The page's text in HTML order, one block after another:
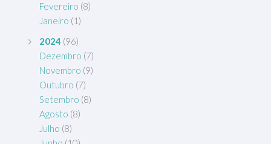
Fevereiro (8)
Janeiro (1)
2024 (96)
Dezembro (7)
Novembro (9)
Outubro (7)
Setembro (8)
Agosto (8)
Julho (8)